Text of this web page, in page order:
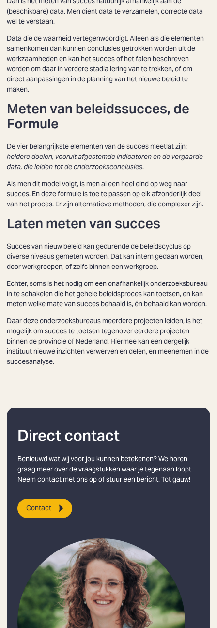
(beschikbare) data. Men dient data te verzamelen, correcte data
wel te verstaan.
Data die de waarheid vertegenwoordigt. Alleen als die elementen
samenkomen dan kunnen conclusies getrokken worden uit de
werkzaamheden en kan het succes of het falen beschreven
worden om daar in verdere stadia lering van te trekken, of om
direct aanpassingen in de planning van het nieuwe beleid te
maken.
Meten van beleidssucces, de
Formule
De vier belangrijkste elementen van de succes meetlat zijn:
heldere doelen, vooruit afgestemde indicatoren en de vergaarde
data, die leiden tot de onderzoeksconclusies.
Als men dit model volgt, is men al een heel eind op weg naar
succes. En deze formule is toe te passen op elk afzonderlijk deel
van het proces. Er zijn alternatieve methoden, die complexer zijn.
Laten meten van succes
Succes van nieuw beleid kan gedurende de beleidscyclus op
diverse niveaus gemeten worden. Dat kan intern gedaan worden,
door werkgroepen, of zelfs binnen een werkgroep.
Echter, soms is het nodig om een onafhankelijk onderzoeksbureau
in te schakelen die het gehele beleidsproces kan toetsen, en kan
meten welke mate van succes behaald is, én behaald kan worden.
Daar deze onderzoeksbureaus meerdere projecten leiden, is het
mogelijk om succes te toetsen tegenover eerdere projecten
binnen de provincie of Nederland. Hiermee kan een dergelijk
instituut nieuwe inzichten verwerven en delen, en meenemen in de
succesanalyse.
Direct contact
Benieuwd wat wij voor jou kunnen betekenen? We horen
graag meer over de vraagstukken waar je tegenaan loopt.
Neem contact met ons op of stuur een bericht. Tot gauw!
Contact
Zoeken